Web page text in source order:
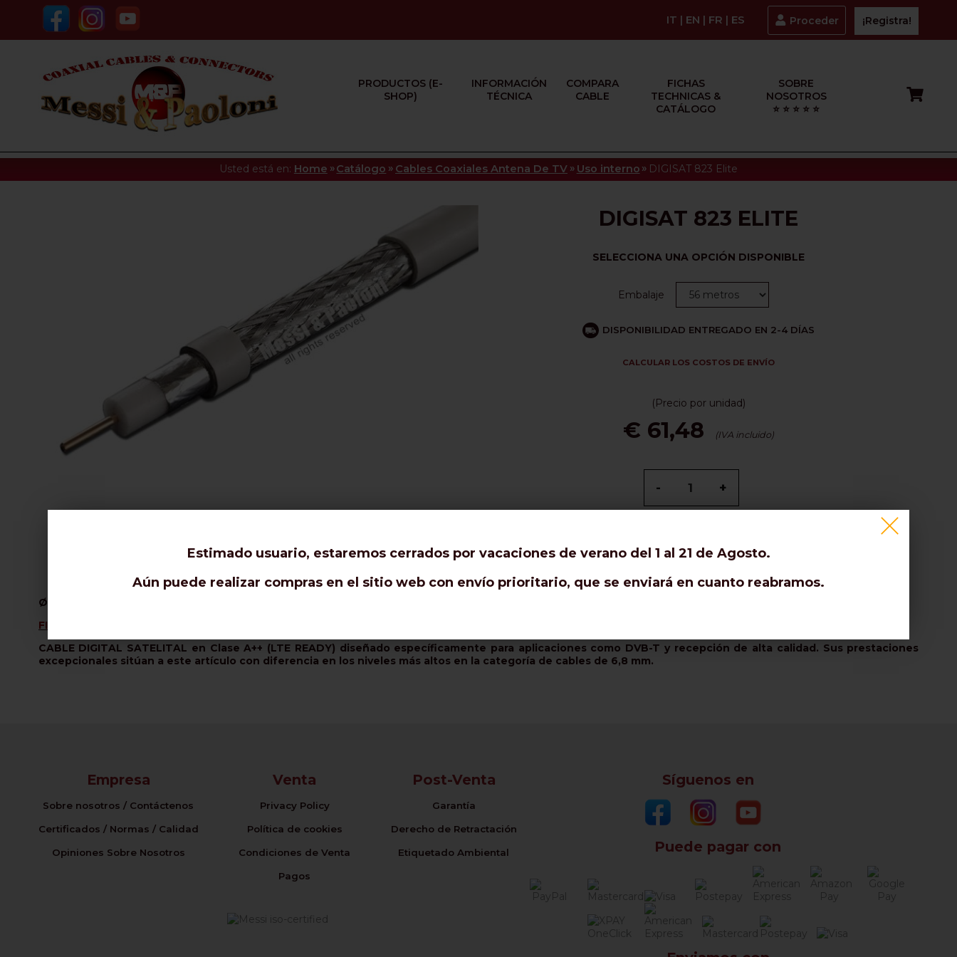
IT | EN | FR | ES Proceder ¡Registra!
PRODUCTOS (E-
SHOP)
INFORMACIÓN
TÉCNICA
COMPARA
CABLE
FICHAS
TECHNICAS &
CATÁLOGO
SOBRE
NOSOTROS
⭐ ⭐ ⭐ ⭐ ⭐
Usted está en: Home »Catálogo » Cables Coaxiales Antena De TV » Uso interno » DIGISAT 823 Elite
DIGISAT 823 ELITE
SELECCIONA UNA OPCIÓN DISPONIBLE
Embalaje
DISPONIBILIDAD ENTREGADO EN 2-4 DÍAS
CALCULAR LOS COSTOS DE ENVÍO
(Precio por unidad)
€ 61,48 (IVA incluido)
- +
AÑADIR AL CARRITO
Ø6,8mm (.267")
FICHA TÉCNICA (clic aquí)
CABLE DIGITAL SATELITAL en Clase A++ (LTE READY) diseñado específicamente para aplicaciones como DVB-T y recepción de alta calidad. Sus prestaciones
excepcionales sitúan a este artículo con diferencia en los niveles más altos en la categoría de cables de 6,8 mm.
Empresa
Sobre nosotros / Contáctenos
Certificados / Normas / Calidad
Opiniones Sobre Nosotros
Venta
Privacy Policy
Política de cookies
Condiciones de Venta
Pagos
Post-Venta
Garantía
Derecho de Retractación
Etiquetado Ambiental
Síguenos en
Puede pagar con
Estimado usuario, estaremos cerrados por vacaciones de verano del 1 al 21 de Agosto.
Aún puede realizar compras en el sitio web con envío prioritario, que se enviará en cuanto reabramos.